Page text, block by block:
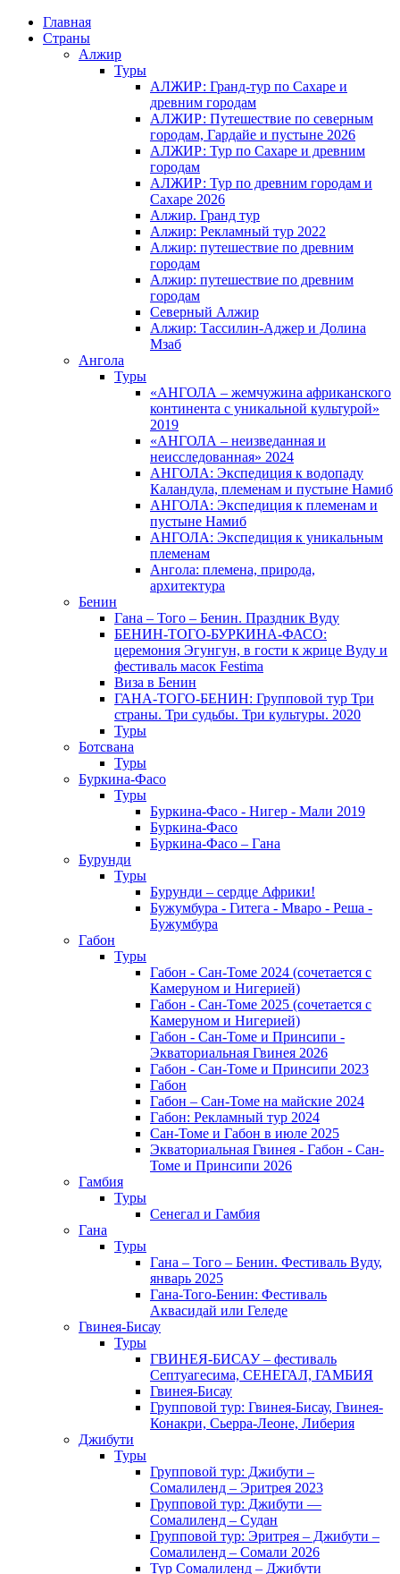
Главная
Страны
Алжир
Туры
АЛЖИР: Гранд-тур по Сахаре и
древним городам
АЛЖИР: Путешествие по северным
городам, Гардайе и пустыне 2026
АЛЖИР: Тур по Сахаре и древним
городам
АЛЖИР: Тур по древним городам и
Сахаре 2026
Алжир. Гранд тур
Алжир: Рекламный тур 2022
Алжир: путешествие по древним
городам
Алжир: путешествие по древним
городам
Северный Алжир
Алжир: Тассилин-Аджер и Долина
Мзаб
Ангола
Туры
«АНГОЛА – жемчужина африканского
континента с уникальной культурой»
2019
«АНГОЛА – неизведанная и
неисследованная» 2024
АНГОЛА: Экспедиция к водопаду
Каландула, племенам и пустыне Намиб
АНГОЛА: Экспедиция к племенам и
пустыне Намиб
АНГОЛА: Экспедиция к уникальным
племенам
Ангола: племена, природа,
архитектура
Бенин
Гана – Того – Бенин. Праздник Вуду
БЕНИН-ТОГО-БУРКИНА-ФАСО:
церемония Эгунгун, в гости к жрице Вуду и
фестиваль масок Festima
Виза в Бенин
ГАНА-ТОГО-БЕНИН: Групповой тур Три
страны. Три судьбы. Три культуры. 2020
Туры
Ботсвана
Туры
Буркина-Фасо
Туры
Буркина-Фасо - Нигер - Мали 2019
Буркина-Фасо
Буркина-Фасо – Гана
Бурунди
Туры
Бурунди – сердце Африки!
Бужумбура - Гитега - Мваро - Реша -
Бужумбура
Габон
Туры
Габон - Сан-Томе 2024 (сочетается с
Камеруном и Нигерией)
Габон - Сан-Томе 2025 (сочетается с
Камеруном и Нигерией)
Габон - Сан-Томе и Принсипи -
Экваториальная Гвинея 2026
Габон - Сан-Томе и Принсипи 2023
Габон
Габон – Сан-Томе на майские 2024
Габон: Рекламный тур 2024
Сан-Томе и Габон в июле 2025
Экваториальная Гвинея - Габон - Сан-
Томе и Принсипи 2026
Гамбия
Туры
Сенегал и Гамбия
Гана
Туры
Гана – Того – Бенин. Фестиваль Вуду,
январь 2025
Гана-Того-Бенин: Фестиваль
Аквасидай или Геледе
Гвинея-Бисау
Туры
ГВИНЕЯ-БИСАУ – фестиваль
Септуагесима, СЕНЕГАЛ, ГАМБИЯ
Гвинея-Бисау
Групповой тур: Гвинея-Бисау, Гвинея-
Конакри, Сьерра-Леоне, Либерия
Джибути
Туры
Групповой тур: Джибути –
Cомалиленд – Эритрея 2023
Групповой тур: Джибути —
Сомалиленд – Судан
Групповой тур: Эритрея – Джибути –
Сомалиленд – Сомали 2026
Тур Cомалиленд – Джибути